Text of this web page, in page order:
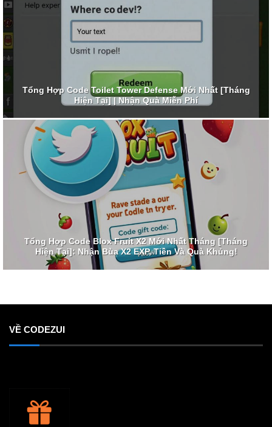
Tổng Hợp Code Toilet Tower Defense Mới Nhất [Tháng
Hiện Tại] | Nhận Quà Miễn Phí
Tổng Hợp Code Blox Fruit X2 Mới Nhất Tháng [Tháng
Hiện Tại]: Nhận Bùa X2 EXP, Tiền Và Quà Khủng!
VỀ CODEZUI